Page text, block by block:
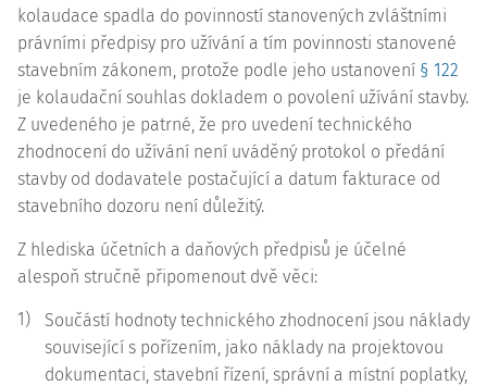
kolaudace spadla do povinností stanovených zvláštními
právními předpisy pro užívání a tím povinnosti stanovené
stavebním zákonem, protože podle jeho ustanovení § 122
je kolaudační souhlas dokladem o povolení užívání stavby.
Z uvedeného je patrné, že pro uvedení technického
zhodnocení do užívání není uváděný protokol o předání
stavby od dodavatele postačující a datum fakturace od
stavebního dozoru není důležitý.
Z hlediska účetních a daňových předpisů je účelné
alespoň stručně připomenout dvě věci:
1)
Součástí hodnoty technického zhodnocení jsou náklady
související s pořízením, jako náklady na projektovou
dokumentaci, stavební řízení, správní a místní poplatky,